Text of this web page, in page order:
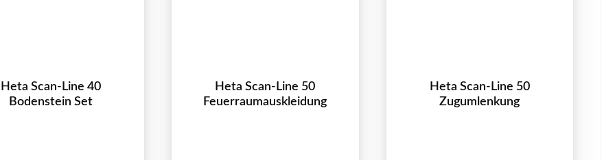
Heta Scan-Line 40
Bodenstein Set
Heta Scan-Line 50
Feuerraumauskleidung
Heta Scan-Line 50
Zugumlenkung